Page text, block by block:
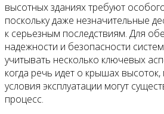
высотных зданиях требуют
поскольку даже незначительные
к серьезным последствиям. Для
надежности и безопасности
учитывать несколько ключевых
когда речь идет о крышах высоток,
условия эксплуатации могут
процесс.